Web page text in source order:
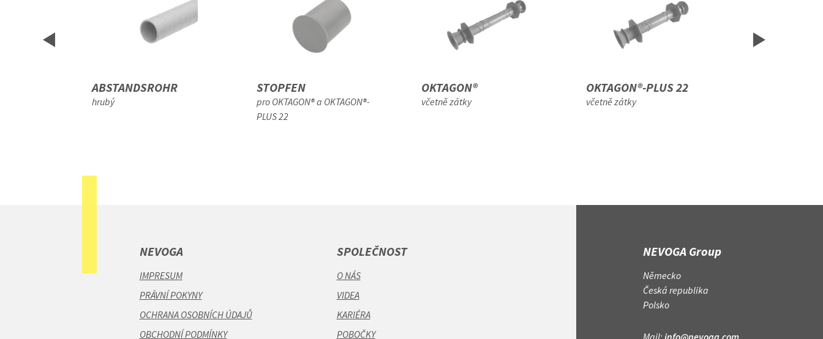
ABSTANDSROHR
hrubý
STOPFEN
pro OKTAGON® a OKTAGON®-
PLUS 22
OKTAGON®
včetně zátky
OKTAGON®-PLUS 22
včetně zátky
NEVOGA Group
Německo
Česká republika
Polsko
NEVOGA
IMPRESUM
PRÁVNÍ POKYNY
OCHRANA OSOBNÍCH ÚDAJŮ
OBCHODNÍ PODMÍNKY
SPOLEČNOST
O NÁS
VIDEA
KARIÉRA
POBOČKY